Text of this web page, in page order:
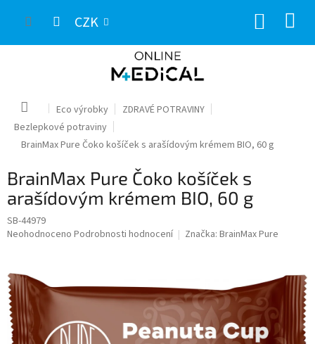
CZK
Domů Eco výrobky
ZDRAVÉ POTRAVINY
Bezlepkové potraviny
BrainMax Pure Čoko košíček s arašídovým krémem BIO, 60 g
BrainMax Pure Čoko košíček s
arašídovým krémem BIO, 60 g
SB-44979
Průměrné
je
0,0
z
5
hvězdiček.
Neohodnoceno Podrobnosti hodnocení Značka: BrainMax Pure